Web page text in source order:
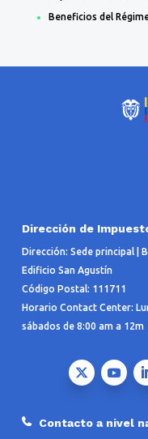
​Beneficios del
Dirección de
Dirección: Sede principal |
Edificio San Agustín
Código Postal: 111711
Horario Contact Center:
sábados de 8:00 am a 12m
Contacto a nivel